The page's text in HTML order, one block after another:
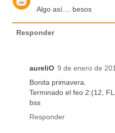
Algo así.... besos
Responder
aureliO 9 de enero de
Bonita primavera.
Terminado el feo 2:(12,
bss
Responder